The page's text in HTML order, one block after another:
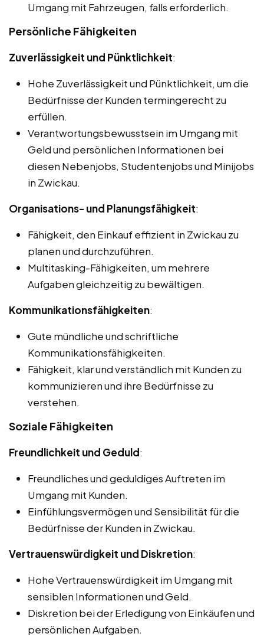
Umgang mit Fahrzeugen, falls erforderlich.
Persönliche Fähigkeiten
Zuverlässigkeit und Pünktlichkeit:
Hohe Zuverlässigkeit und Pünktlichkeit, um die
Bedürfnisse der Kunden termingerecht zu
erfüllen.
Verantwortungsbewusstsein im Umgang mit
Geld und persönlichen Informationen bei
diesen Nebenjobs, Studentenjobs und Minijobs
in Zwickau.
Organisations- und Planungsfähigkeit:
Fähigkeit, den Einkauf effizient in Zwickau zu
planen und durchzuführen.
Multitasking-Fähigkeiten, um mehrere
Aufgaben gleichzeitig zu bewältigen.
Kommunikationsfähigkeiten:
Gute mündliche und schriftliche
Kommunikationsfähigkeiten.
Fähigkeit, klar und verständlich mit Kunden zu
kommunizieren und ihre Bedürfnisse zu
verstehen.
Soziale Fähigkeiten
Freundlichkeit und Geduld:
Freundliches und geduldiges Auftreten im
Umgang mit Kunden.
Einfühlungsvermögen und Sensibilität für die
Bedürfnisse der Kunden in Zwickau.
Vertrauenswürdigkeit und Diskretion:
Hohe Vertrauenswürdigkeit im Umgang mit
sensiblen Informationen und Geld.
Diskretion bei der Erledigung von Einkäufen und
persönlichen Aufgaben.